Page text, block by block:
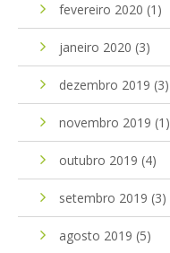
fevereiro 2020 (1)
janeiro 2020 (3)
dezembro 2019 (3)
novembro 2019 (1)
outubro 2019 (4)
setembro 2019 (3)
agosto 2019 (5)